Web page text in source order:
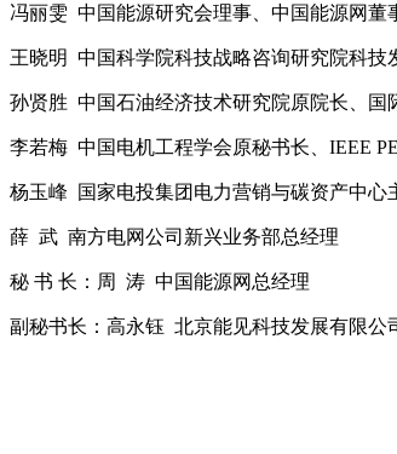
冯丽雯 中国能源研究会理事、中国能源网董
王晓明 中国科学院科技战略咨询研究院科技
孙贤胜 中国石油经济技术研究院原院长、国
李若梅 中国电机工程学会原秘书长、IEEE
杨玉峰 国家电投集团电力营销与碳资产中心
薛 武 南方电网公司新兴业务部总经理
秘 书 长：周 涛 中国能源网总经理
副秘书长：高永钰 北京能见科技发展有限公